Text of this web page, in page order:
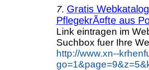
7. Gratis
PflegekrÃ¤fte aus
Link eintragen im
Suchbox fuer Ihre
http://www.xn--